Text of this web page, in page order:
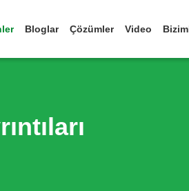
Bloglar Çözümler Video